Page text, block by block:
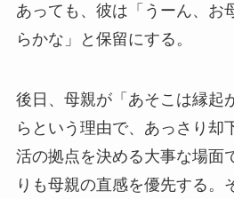
あっても、彼は「うーん、お
らかな」と保留にする。
後日、母親が「あそこは縁起
らという理由で、あっさり却
活の拠点を決める大事な場面
りも母親の直感を優先する。